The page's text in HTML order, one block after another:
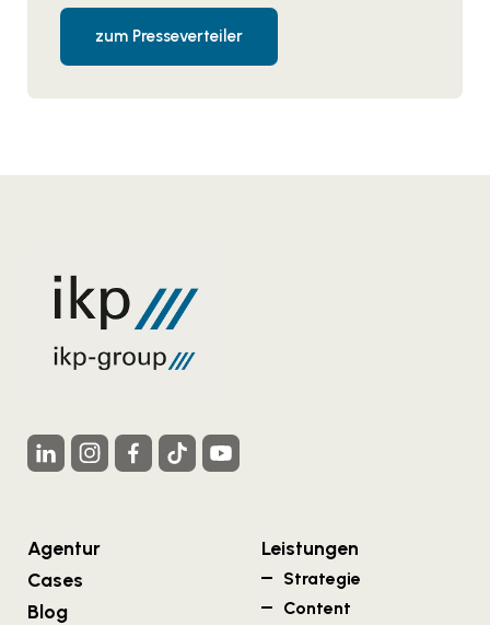
zum Presseverteiler
Agentur
Cases
Blog
Leistungen
Strategie
Content